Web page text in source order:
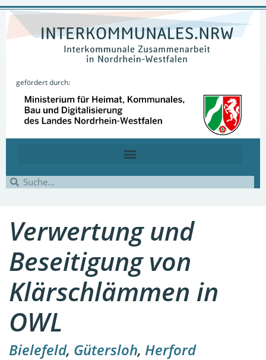
gefördert durch:
Verwertung und
Beseitigung von
Klärschlämmen in
OWL
Bielefeld, Gütersloh, Herford